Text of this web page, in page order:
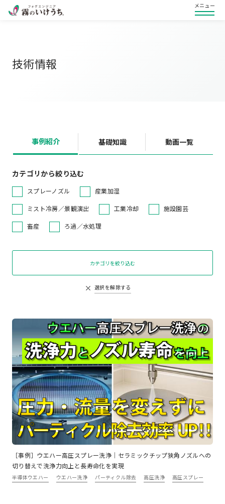
メニュー
技術情報
事例紹介 基礎知識 動画一覧
カテゴリから絞り込む
スプレーノズル 産業加湿
ミスト冷房／景観演出 工業冷却 施設園芸
畜産 ろ過／水処理
カテゴリを絞り込む
選択を解除する
［事例］ウエハー高圧スプレー洗浄｜セラミックチップ狭角ノズルへの
切り替えで洗浄力向上と長寿命化を実現
半導体ウエハー ウエハー洗浄 パーティクル除去 高圧洗浄 高圧スプレー